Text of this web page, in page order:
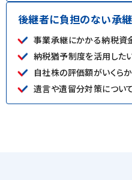
後継者に負担のない承
事業承継にかかる納税資
納税猶予制度を活用した
自社株の評価額がいくら
遺言や遺留分対策につい